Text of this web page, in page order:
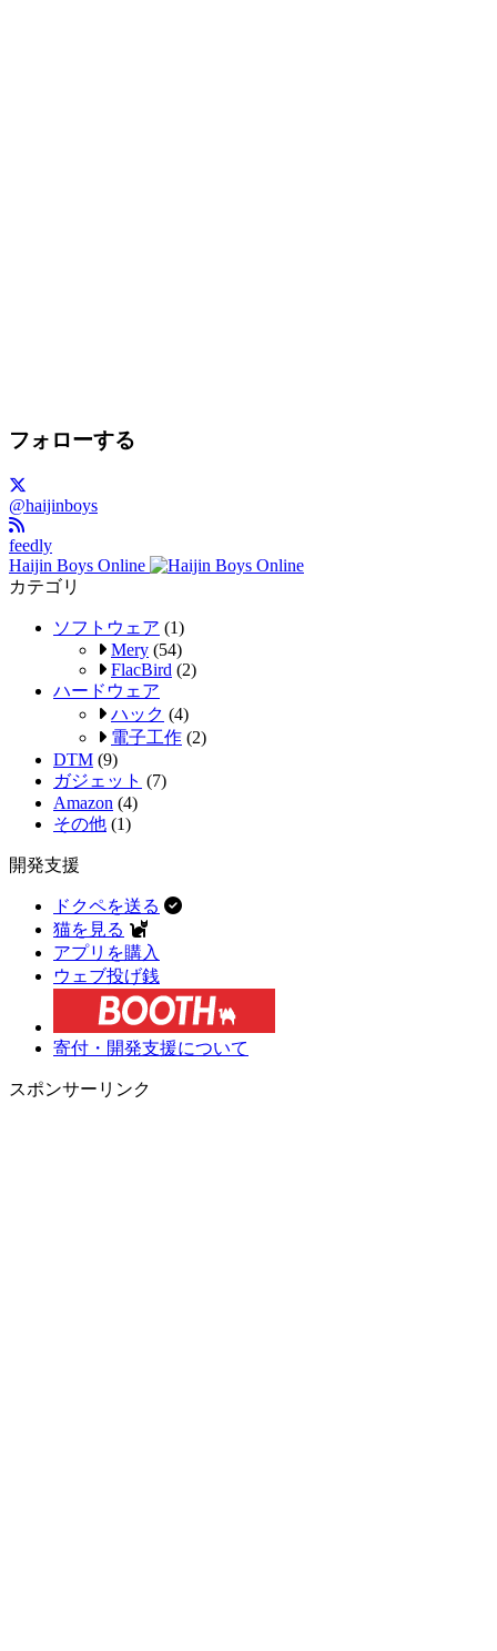
フォローする
@haijinboys
feedly
Haijin Boys Online
カテゴリ
ソフトウェア (1)
Mery (54)
FlacBird (2)
ハードウェア
ハック (4)
電子工作 (2)
DTM (9)
ガジェット (7)
Amazon (4)
その他 (1)
開発支援
ドクペを送る
猫を見る
アプリを購入
ウェブ投げ銭
寄付・開発支援について
スポンサーリンク